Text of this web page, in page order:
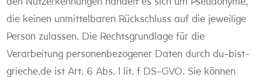
die keinen unmittelbaren Rückschluss auf die jeweilige
Person zulassen. Die Rechtsgrundlage für die
Verarbeitung personenbezogener Daten durch du-bist-
grieche.de ist Art. 6 Abs. 1 lit. f DS-GVO. Sie können